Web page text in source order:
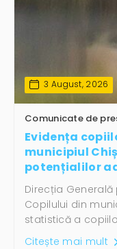
3 August, 2026
Comunicate de
Evidența
municipiul
potențialilor
Direcția
Copilului din
statistică a
Citește mai mult